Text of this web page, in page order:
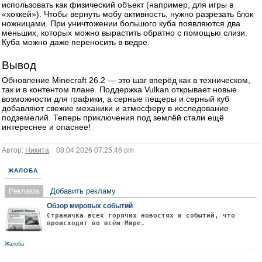
использовать как физический объект (например, для игры в
«хоккей»). Чтобы вернуть мобу активность, нужно разрезать блок
ножницами. При уничтожении большого куба появляются два
меньших, которых можно вырастить обратно с помощью слизи.
Куба можно даже переносить в ведре.
Вывод
Обновление Minecraft 26.2 — это шаг вперёд как в техническом,
так и в контентом плане. Поддержка Vulkan открывает новые
возможности для графики, а серные пещеры и серный куб
добавляют свежие механики и атмосферу в исследование
подземелий. Теперь приключения под землёй стали ещё
интереснее и опаснее!
Автор: Никита 08.04.2026 07:25:46 pm
ЖАЛОБА
Реклама Добавить рекламу
Обзор мировых событий
Страничка всех горячих новостях и событий, что
происходят во всём Мире.
Жалоба